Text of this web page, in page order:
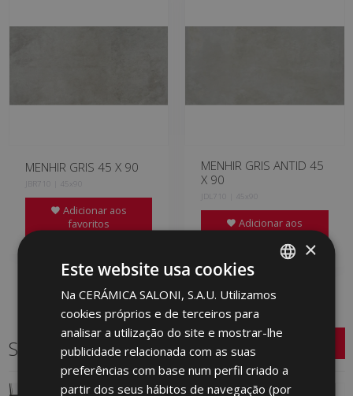
MENHIR GRIS 45 X 90
JBR710 | 45x90
Adicionar aos
favoritos
MENHIR GRIS ANTID 45
X 90
JDL710 | 45x90
Adicionar aos
Séries relacionadas
SPANISH
ENGLISH
GERMAN
×
Este website usa cookies
Na CERÁMICA SALONI, S.A.U. Utilizamos
cookies próprios e de terceiros para
analisar a utilização do site e mostrar-lhe
publicidade relacionada com as suas
preferências com base num perfil criado a
partir dos seus hábitos de navegação (por